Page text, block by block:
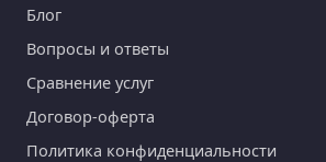
Блог
Вопросы и ответы
Сравнение услуг
Договор-оферта
Политика конфиденциальности